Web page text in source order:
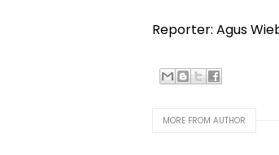
Reporter: Agus
MORE FROM AUTHOR